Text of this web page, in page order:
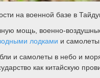
на военной базе в
мощь, военно-
лодками и
и самолеты в небо и
как китайскую